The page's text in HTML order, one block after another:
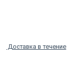
Доставка в течение